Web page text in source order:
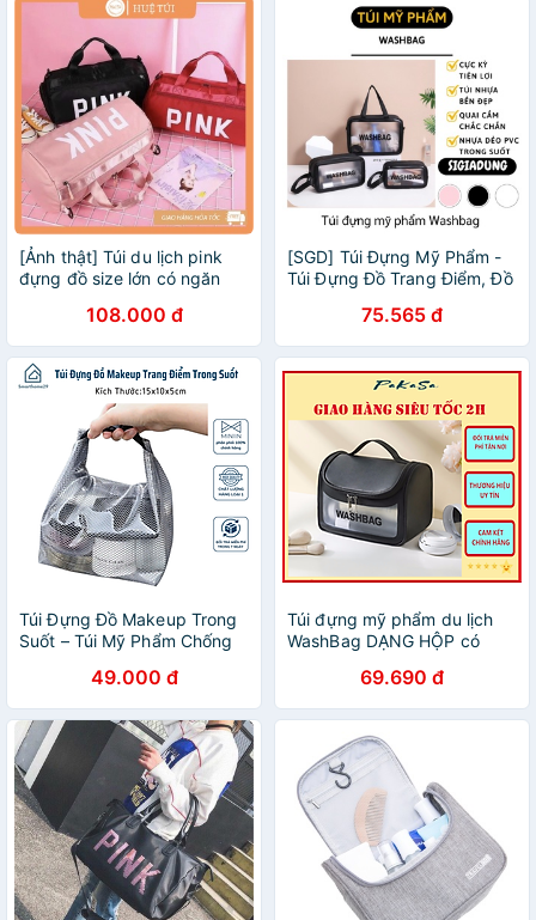
[Ảnh thật] Túi du lịch pink
đựng đồ size lớn có ngăn
108.000 đ
[SGD] Túi Đựng Mỹ Phẩm -
Túi Đựng Đồ Trang Điểm, Đồ
WASHBAG 9414
75.565 đ
Túi Đựng Đồ Makeup Trong
Suốt – Túi Mỹ Phẩm Chống
Nhân Tiện Lợi49.000 đ
Túi đựng mỹ phẩm du lịch
WashBag DẠNG HỘP có
Túi đựng đồ trang điểm
makup chống nước - Chính
Hãng
69.690 đ